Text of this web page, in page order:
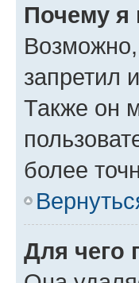
Почему я
запретил
Также он
более
Для чего